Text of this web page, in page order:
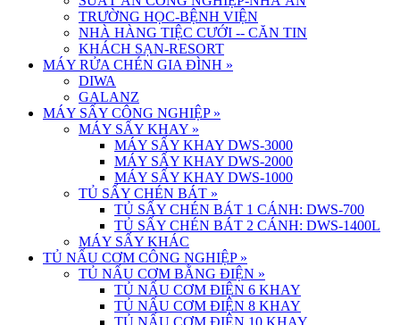
TRƯỜNG HỌC-BỆNH VIỆN
NHÀ HÀNG TIỆC CƯỚI -- CĂN TIN
KHÁCH SẠN-RESORT
MÁY RỬA CHÉN GIA ĐÌNH »
DIWA
GALANZ
MÁY SẤY CÔNG NGHIỆP »
MÁY SẤY KHAY »
MÁY SẤY KHAY DWS-3000
MÁY SẤY KHAY DWS-2000
MÁY SẤY KHAY DWS-1000
TỦ SẤY CHÉN BÁT »
TỦ SẤY CHÉN BÁT 1 CÁNH: DWS-700
TỦ SẤY CHÉN BÁT 2 CÁNH: DWS-1400L
MÁY SẤY KHÁC
TỦ NẤU CƠM CÔNG NGHIỆP »
TỦ NẤU CƠM BẰNG ĐIỆN »
TỦ NẤU CƠM ĐIỆN 6 KHAY
TỦ NẤU CƠM ĐIỆN 8 KHAY
TỦ NẤU CƠM ĐIỆN 10 KHAY